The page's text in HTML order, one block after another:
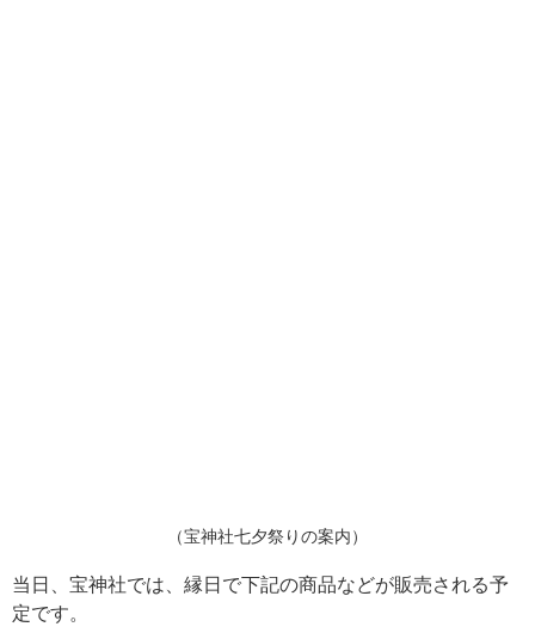
（宝神社七夕祭りの案内）
当日、宝神社では、縁日で下記の商品などが販売される予
定です。